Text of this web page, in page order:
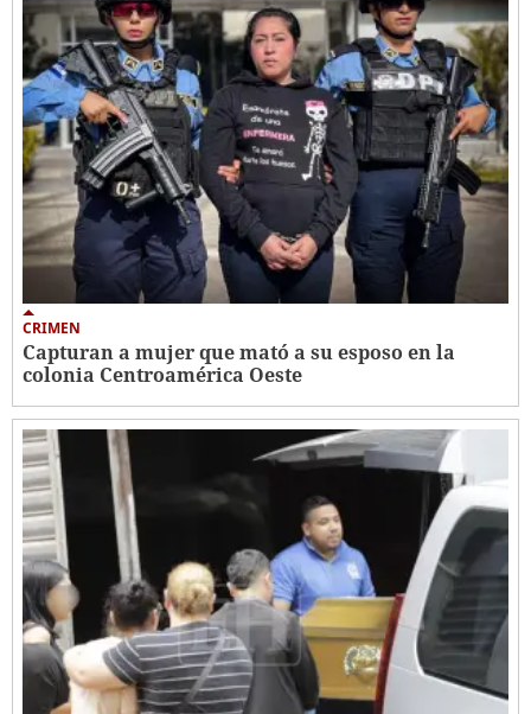
CRIMEN
Capturan a mujer que mató a su esposo en la
colonia Centroamérica Oeste